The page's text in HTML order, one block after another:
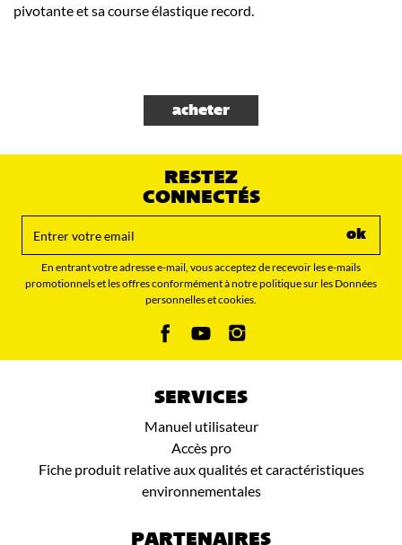
pivotante et sa course élastique record.
acheter
RESTEZ
CONNECTÉS
ok
En entrant votre adresse e-mail, vous acceptez de recevoir les e-mails
promotionnels et les offres conformément à notre politique sur les Données
personnelles et cookies.
SERVICES
Manuel utilisateur
Accès pro
Fiche produit relative aux qualités et caractéristiques
environnementales
PARTENAIRES